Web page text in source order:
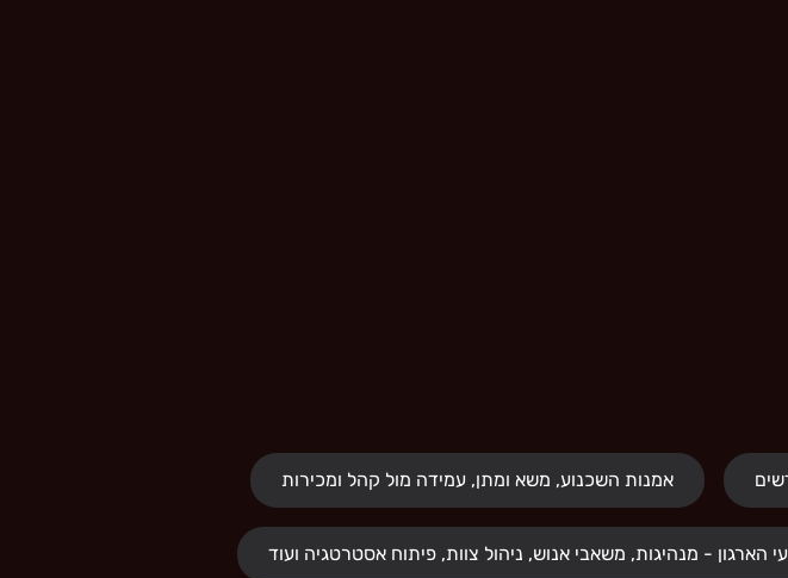
אמנות השכנוע, משא ומתן, עמידה מול קהל ומכירות
הארגון - מנהיגות, משאבי אנוש, ניהול צוות, פיתוח אסטרטגיה ועוד